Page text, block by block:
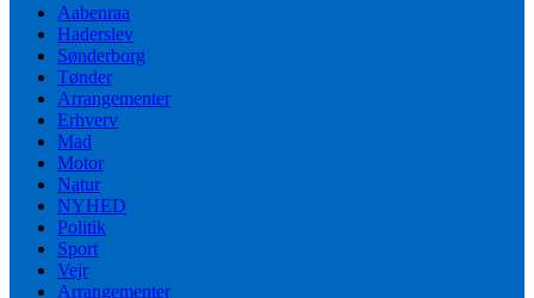
Aabenraa
Haderslev
Sønderborg
Tønder
Arrangementer
Erhverv
Mad
Motor
Natur
NYHED
Politik
Sport
Vejr
Arrangementer